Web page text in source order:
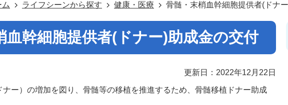
ム ライフシーンから探す 健康・医療 骨髄・末梢血幹細胞提供者(ドナ
血幹細胞提供者(ドナー)助成金の交付
更新日：2022年12月22日
ナー）の増加を図り、骨髄等の移植を推進するため、骨髄移植ドナー助成